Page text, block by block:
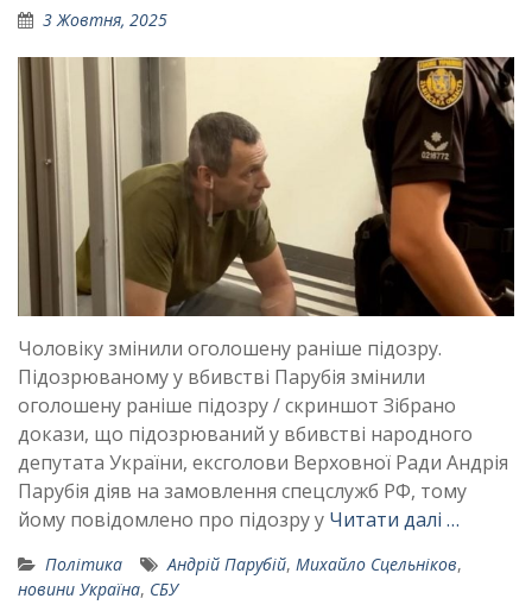
3 Жовтня, 2025
Чоловіку змінили оголошену раніше підозру.
Підозрюваному у вбивстві Парубія змінили
оголошену раніше підозру / скриншот Зібрано
докази, що підозрюваний у вбивстві народного
депутата України, ексголови Верховної Ради Андрія
Парубія діяв на замовлення спецслужб РФ, тому
йому повідомлено про підозру у Читати далі …
Політика Андрій Парубій, Михайло Сцельніков,
новини Україна, СБУ